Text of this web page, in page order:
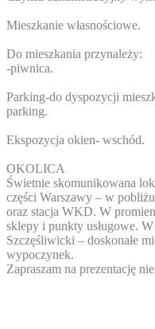
Mieszkanie własnościowe.
Do mieszkania przynależy:
-piwnica.
Parking-do dyspozycji
parking.
Ekspozycja okien- wschód.
OKOLICA
Świetnie skomunikowana
części Warszawy – w
oraz stacja WKD. W
sklepy i punkty usługowe.
Szczęśliwicki – doskonałe
wypoczynek.
Zapraszam na prezentację